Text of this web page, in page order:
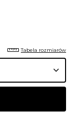
Tabela rozmiarów